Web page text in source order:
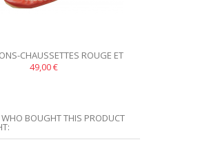
CHAUSSETTES ROUGE ET
BLANC
49,00 €
BOUGHT THIS PRODUCT